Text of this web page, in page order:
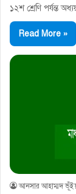
১২শ শ্রেণি পর্যন্ত
Read More »
আনসার আহাম্মদ